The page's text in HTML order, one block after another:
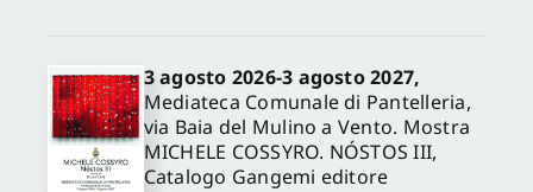
3 agosto 2026-3 agosto 2027,
Mediateca Comunale di Pantelleria,
via Baia del Mulino a Vento. Mostra
MICHELE COSSYRO. NÓSTOS III,
Catalogo Gangemi editore